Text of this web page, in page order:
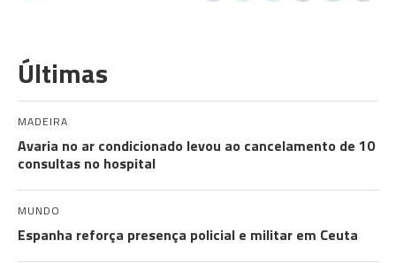
Últimas
MADEIRA
Avaria no ar condicionado levou ao cancelamento de 10
consultas no hospital
MUNDO
Espanha reforça presença policial e militar em Ceuta